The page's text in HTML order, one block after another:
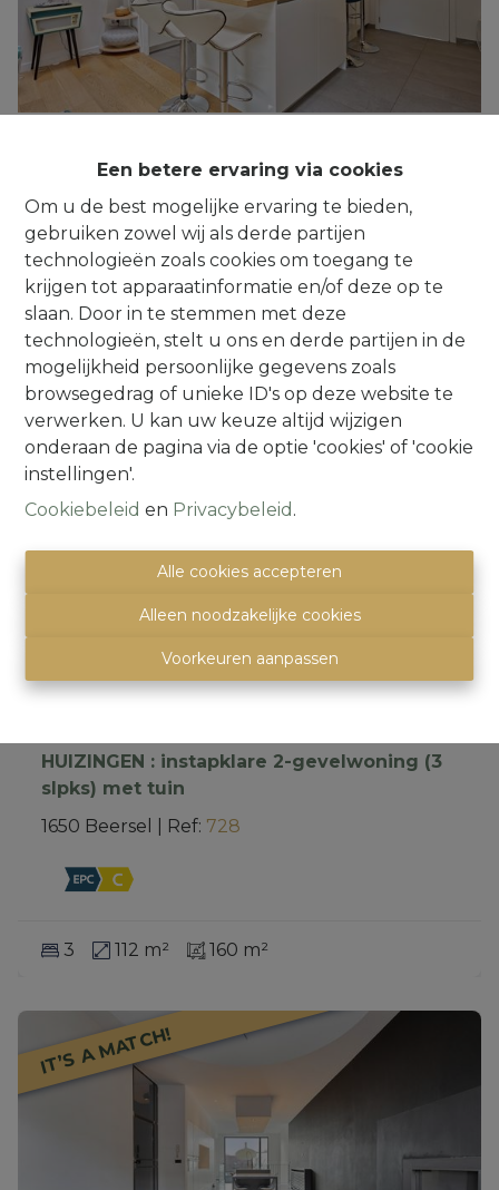
Een betere ervaring via cookies
Om u de best mogelijke ervaring te bieden,
gebruiken zowel wij als derde partijen
technologieën zoals cookies om toegang te
krijgen tot apparaatinformatie en/of deze op te
slaan. Door in te stemmen met deze
technologieën, stelt u ons en derde partijen in de
mogelijkheid persoonlijke gegevens zoals
browsegedrag of unieke ID's op deze website te
verwerken. U kan uw keuze altijd wijzigen
onderaan de pagina via de optie 'cookies' of 'cookie
instellingen'.
Cookiebeleid en Privacybeleid .
Alle cookies accepteren
Alleen noodzakelijke cookies
Voorkeuren aanpassen
slpks) met carport en tuin
Guido Gezellestraat 93A, 1650 Beersel |
Ref: 540
€ 489.000
1
IT’S A MATCH!
HUIZINGEN : instapklare 2-gevelwoning (3
slpks) met tuin
1650 Beersel
Ref: 728
3 112 m² 160 m²
IT’S A MATCH!